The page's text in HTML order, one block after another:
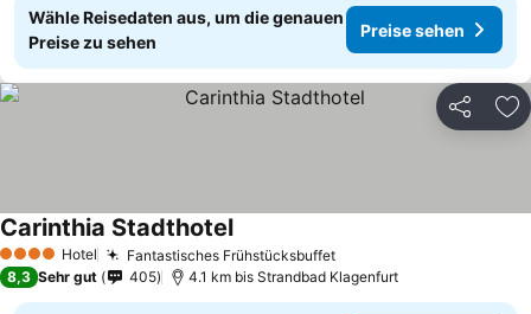
Wähle Reisedaten aus, um die genauen
Preise zu sehen
Preise sehen
Teilen
4 Sterne Hotel Fantastisches Frühstücksbuffet
Carinthia Stadthotel
8,3 Sehr gut 405 4.1 km bis Strandbad Klagenfurt